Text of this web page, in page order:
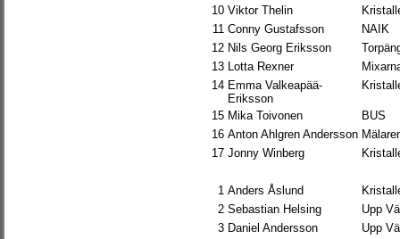
10 Viktor Thelin
11 Conny Gustafsson
NAIK
12 Nils Georg Eriksson
13 Lotta Rexner
14 Emma Valkeapää-
Eriksson
15 Mika Toivonen
BUS
16 Anton Ahlgren Andersson
17 Jonny Winberg
1 Anders Åslund
2 Sebastian Helsing
Upp
3 Daniel Andersson
Upp